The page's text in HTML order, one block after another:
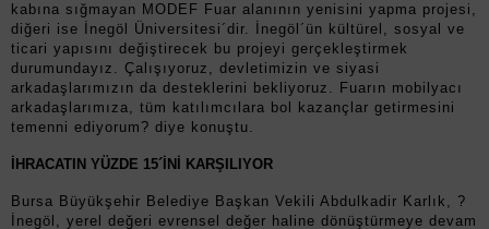
kabına sığmayan MODEF Fuar alanının yenisini yapma projesi,
diğeri ise İnegöl Üniversitesi´dir. İnegöl´ün kültürel, sosyal ve
ticari yapısını değiştirecek bu projeyi gerçekleştirmek
durumundayız. Çalışıyoruz, devletimizin ve siyasi
arkadaşlarımızın da desteklerini bekliyoruz. Fuarın mobilyacı
arkadaşlarımıza, tüm katılımcılara bol kazançlar getirmesini
temenni ediyorum? diye konuştu.
İHRACATIN YÜZDE 15´İNİ KARŞILIYOR
Bursa Büyükşehir Belediye Başkan Vekili Abdulkadir Karlık, ?
İnegöl, yerel değeri evrensel değer haline dönüştürmeye devam